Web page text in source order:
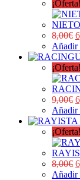
¡Oferta!
8,00€
Añadir
¡Oferta!
9,00€
Añadir
¡Oferta!
8,00€
Añadir